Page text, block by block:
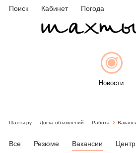
Поиск Кабинет Погода
Новости
Шахты.ру Доска объявлений Работа
Все Резюме Вакансии